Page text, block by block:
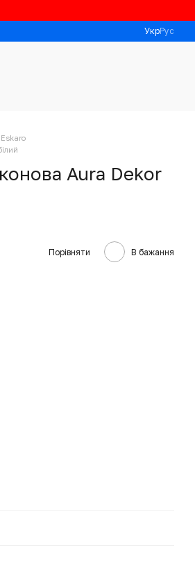
УкрРус
Eskaro
Aura Dekor
Порівняти В бажання